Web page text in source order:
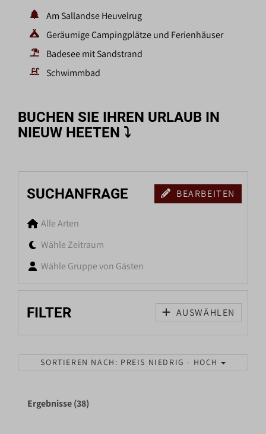
Am Sallandse Heuvelrug
Geräumige Campingplätze und Ferienhäuser
Badesee mit Sandstrand
Schwimmbad
BUCHEN SIE IHREN URLAUB IN
NIEUW HEETEN ⤵
SUCHANFRAGE BEARBEITEN
Alle Arten
Wähle Zeitraum
Wähle Gruppe von Gästen
FILTER AUSWÄHLEN
SORTIEREN NACH: PREIS NIEDRIG - HOCH
Ergebnisse (38)